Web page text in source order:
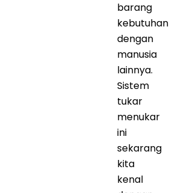
barang
kebutuhan
dengan
manusia
lainnya.
Sistem
tukar
menukar
ini
sekarang
kita
kenal